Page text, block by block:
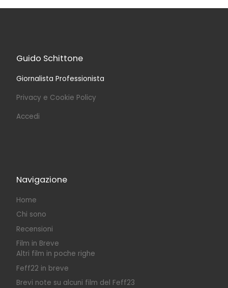
Guido Schittone
Giornalista Professionista
Privacy e Cookie Policy
Accedi
Navigazione
Home
Chi sono
Recensioni
Film in Breve
Altri film in poche righe
Feff22 in breve
Brevi note su alcuni film del Feff23